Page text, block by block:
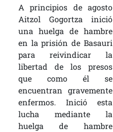
A principios de agosto
Aitzol Gogortza inició
una huelga de hambre
en la prisión de Basauri
para reivindicar la
libertad de los presos
que como él se
encuentran gravemente
enfermos. Inició esta
lucha mediante la
huelga de hambre